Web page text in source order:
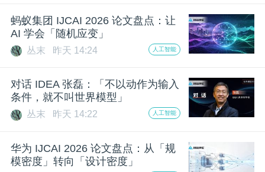
蚂蚁集团 IJCAI 2026 论文盘点：让
AI 学会「随机应变」
丛末 昨天 14:24 人工智能
对话 IDEA 张磊：「不以动作为输入
条件，就不叫世界模型」
丛末 昨天 14:22 人工智能
华为 IJCAI 2026 论文盘点：从「规
模密度」转向「设计密度」